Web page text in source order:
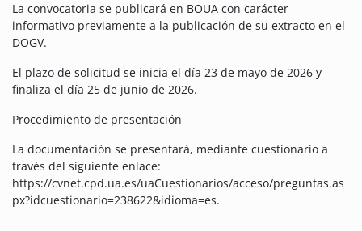
La convocatoria se publicará en BOUA con carácter
informativo previamente a la publicación de su extracto en el
DOGV.
El plazo de solicitud se inicia el día 23 de mayo de 2026 y
finaliza el día 25 de junio de 2026.
Procedimiento de presentación
La documentación se presentará, mediante cuestionario a
través del siguiente enlace:
https://cvnet.cpd.ua.es/uaCuestionarios/acceso/preguntas.as
px?idcuestionario=238622&idioma=es.